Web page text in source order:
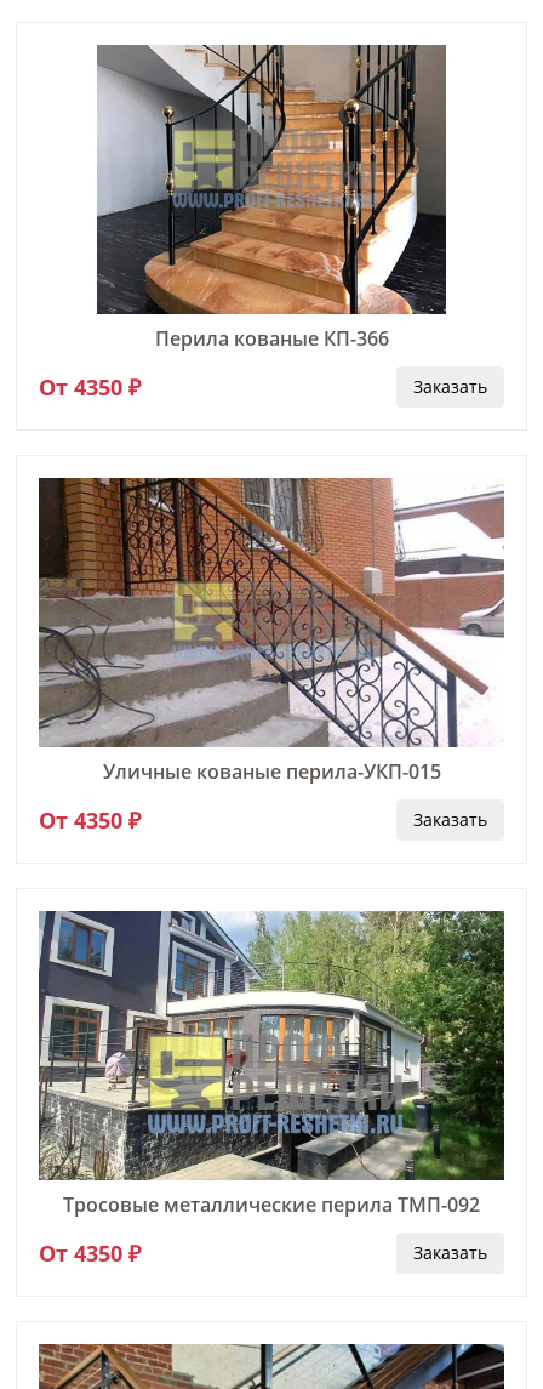
Перила кованые КП-366
От 4350 ₽ Заказать
Уличные кованые перила-УКП-015
От 4350 ₽ Заказать
Тросовые металлические перила ТМП-092
От 4350 ₽ Заказать